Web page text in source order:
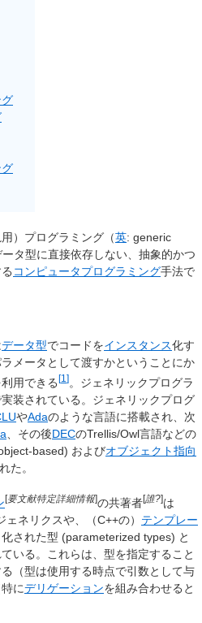
） プログラミング （英: generic
タ型に直接依存しない、抽象的かつ
コンピュータプログラミング手法で
データ型でコードをインスタンス化す
メータとして渡すかということにか
用できる [1 ] 。ジェネリックプログラ
装されている。ジェネリックプログ
やAdaのような言語に搭載され、次
、その後DECのTrellis/Owl言語などの
based) およびオブジェクト指向
た。
[要文献特定詳細情報]の共著者[誰?]は
ェネリクスや、（C++の） テンプレー
された型 (parameterized types) と
いる。これらは、型を指定すること
（型は使用する時点で引数として与
にデリゲーションを組み合わせると